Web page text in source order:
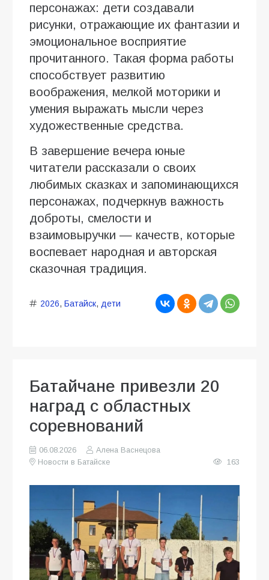
персонажах: дети создавали
рисунки, отражающие их фантазии и
эмоциональное восприятие
прочитанного. Такая форма работы
способствует развитию
воображения, мелкой моторики и
умения выражать мысли через
художественные средства.
В завершение вечера юные
читатели рассказали о своих
любимых сказках и запоминающихся
персонажах, подчеркнув важность
доброты, смелости и
взаимовыручки — качеств, которые
воспевает народная и авторская
сказочная традиция.
2026, Батайск, дети
Батайчане привезли 20
наград с областных
соревнований
06.08.2026
Алена Васнецова
Новости в Батайске
163